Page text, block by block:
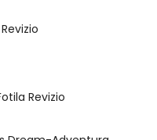
Revizio